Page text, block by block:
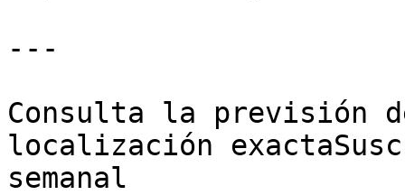
---
Consulta la previsión
localización
semanal